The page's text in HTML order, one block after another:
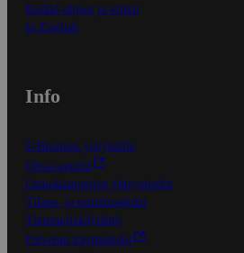
Kaikki ohjeet ja vinkit
In English
Info
S-Business yrityksille
Oiva-raportit
Osuuskauppojen yhteystiedot
Tilaus- ja toimitusehdot
Tietosuojakäytäntö
Palvelun käyttöehdot